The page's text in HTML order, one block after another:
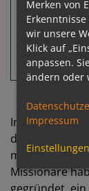
Routeninfos
In Cuijk steht
dem sich ein
mit
Missionare
Merken von
wir unsere
Klick auf
anpassen.
ändern oder
Impressum
Einstellungen